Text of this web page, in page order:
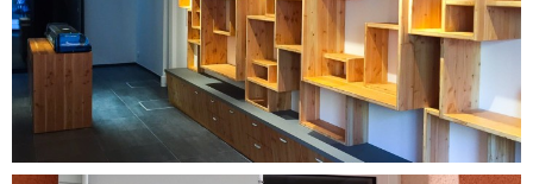
DÉCOUVRIR CE PROJET